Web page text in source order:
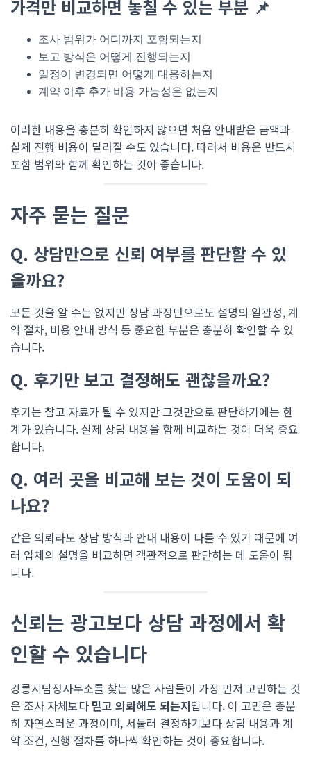
가격만 비교하면 놓칠 수 있는 부분 📌
조사 범위가 어디까지 포함되는지
보고 방식은 어떻게 진행되는지
일정이 변경되면 어떻게 대응하는지
계약 이후 추가 비용 가능성은 없는지
이러한 내용을 충분히 확인하지 않으면 처음 안내받은 금액과
실제 진행 비용이 달라질 수도 있습니다. 따라서 비용은 반드시
포함 범위와 함께 확인하는 것이 좋습니다.
자주 묻는 질문
Q. 상담만으로 신뢰 여부를 판단할 수 있
을까요?
모든 것을 알 수는 없지만 상담 과정만으로도 설명의 일관성, 계
약 절차, 비용 안내 방식 등 중요한 부분은 충분히 확인할 수 있
습니다.
Q. 후기만 보고 결정해도 괜찮을까요?
후기는 참고 자료가 될 수 있지만 그것만으로 판단하기에는 한
계가 있습니다. 실제 상담 내용을 함께 비교하는 것이 더욱 중요
합니다.
Q. 여러 곳을 비교해 보는 것이 도움이 되
나요?
같은 의뢰라도 상담 방식과 안내 내용이 다를 수 있기 때문에 여
러 업체의 설명을 비교하면 객관적으로 판단하는 데 도움이 됩
니다.
신뢰는 광고보다 상담 과정에서 확
인할 수 있습니다
강릉시탐정사무소를 찾는 많은 사람들이 가장 먼저 고민하는 것
은 조사 자체보다 믿고 의뢰해도 되는지입니다. 이 고민은 충분
히 자연스러운 과정이며, 서둘러 결정하기보다 상담 내용과 계
약 조건, 진행 절차를 하나씩 확인하는 것이 중요합니다.